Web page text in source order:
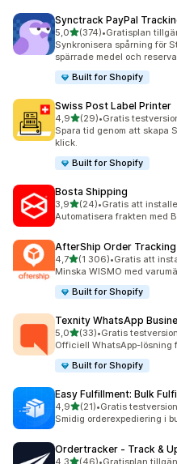
Synctrack PayPal
5,0av 5 stjärnor
(374)
374 recensioner totalt
•Gratisplan
Synkronisera spårning för
spärrade medel och
Built for Shopify
Swiss Post Label Printer
4,9av 5 stjärnor
(29)
29 recensioner totalt
•Gratis
Spara tid genom att skapa
klick.
Built for Shopify
Bosta Shipping
3,9av 5 stjärnor
(24)
24 recensioner totalt
•Gratis att
Automatisera frakten med
AfterShip Order Tracking
4,7av 5 stjärnor
(1 306)
1306 recensioner totalt
•Gratis att
Minska WISMO med
Built for Shopify
Texnity WhatsApp
5,0av 5 stjärnor
(33)
33 recensioner totalt
•Gratis
Officiell WhatsApp-lösning
Built for Shopify
Easy Fulfillment: Bulk
4,9av 5 stjärnor
(21)
21 recensioner totalt
•Gratis
Smidig orderexpediering i
Ordertracker ‑ Track &
4,3av 5 stjärnor
(46)•Gratisplan